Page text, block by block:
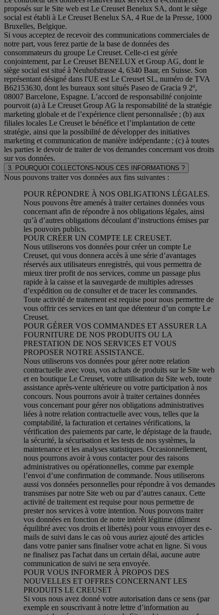
proposés sur le Site web est Le Creuset Benelux SA, dont le siège
social est établi à Le Creuset Benelux SA, 4 Rue de la Presse, 1000
Bruxelles, Belgique.
Si vous acceptez de recevoir des communications commerciales de
notre part, vous ferez partie de la base de données des
consommateurs du groupe Le Creuset. Celle-ci est gérée
conjointement, par Le Creuset BENELUX et Group AG, dont le
siège social est situé à Neuhofstrasse 4, 6340 Baar, en Suisse. Son
représentant désigné dans l'UE est Le Creuset SL, numéro de TVA
B62153630, dont les bureaux sont situés Paseo de Gracia 9 2º,
08007 Barcelone, Espagne. L’accord de responsabilité conjointe
pourvoit (a) à Le Creuset Group AG la responsabilité de la stratégie
marketing globale et de l’expérience client personnalisée ; (b) aux
filiales locales Le Creuset le bénéfice et l’implantation de cette
stratégie, ainsi que la possibilité de développer des initiatives
marketing et communication de manière indépendante ; (c) à toutes
les parties le devoir de traiter de vos demandes concernant vos droits
sur vos données.
3. POURQUOI COLLECTONS-NOUS CES INFORMATIONS ?
Nous pouvons traiter vos données aux fins suivantes :
POUR RÉPONDRE À NOS OBLIGATIONS LÉGALES.
Nous pouvons être amenés à traiter certaines données vous
concernant afin de répondre à nos obligations légales, ainsi
qu’à d’autres obligations découlant d’instructions émises par
les pouvoirs publics.
POUR CRÉER UN COMPTE LE CREUSET.
Nous utiliserons vos données pour créer un compte Le
Creuset, qui vous donnera accès à une série d’avantages
réservés aux utilisateurs enregistrés, qui vous permettra de
mieux tirer profit de nos services, comme un passage plus
rapide à la caisse et la sauvegarde de multiples adresses
d’expédition ou de consulter et de tracer les commandes.
Toute activité de traitement est requise pour nous permettre de
vous offrir ces services en tant que détenteur d’un compte Le
Creuset.
POUR GÉRER VOS COMMANDES ET ASSURER LA
FOURNITURE DE NOS PRODUITS OU LA
PRESTATION DE NOS SERVICES ET VOUS
PROPOSER NOTRE ASSISTANCE.
Nous utiliserons vos données pour gérer notre relation
contractuelle avec vous, vos achats de produits sur le Site web
et en boutique Le Creuset, votre utilisation du Site web, toute
assistance après-vente ultérieure ou votre participation à nos
concours. Nous pourrons avoir à traiter certaines données
vous concernant pour gérer nos obligations administratives
liées à notre relation contractuelle avec vous, telles que la
comptabilité, la facturation et certaines vérifications, la
vérification des paiements par carte, le dépistage de la fraude,
la sécurité, la sécurisation et les tests de nos systèmes, la
maintenance et les analyses statistiques. Occasionnellement,
nous pourrons avoir à vous contacter pour des raisons
administratives ou opérationnelles, comme par exemple
l’envoi d’une confirmation de commande. Nous utiliserons
aussi vos données personnelles pour répondre à vos demandes
transmises par notre Site web ou par d’autres canaux. Cette
activité de traitement est requise pour nous permettre de
prester nos services à votre intention. Nous pouvons traiter
vos données en fonction de notre intérêt légitime (dûment
équilibré avec vos droits et libertés) pour vous envoyer des e-
mails de suivi dans le cas où vous auriez ajouté des articles
dans votre panier sans finaliser votre achat en ligne. Si vous
ne finalisez pas l'achat dans un certain délai, aucune autre
communication de suivi ne sera envoyée.
POUR VOUS INFORMER À PROPOS DES
NOUVELLES ET OFFRES CONCERNANT LES
PRODUITS LE CREUSET
Si vous nous avez donné votre autorisation dans ce sens (par
exemple en souscrivant à notre lettre d’information au